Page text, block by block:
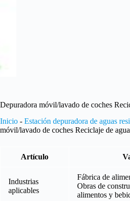
Depuradora móvil/lavado de coches
Inicio - Estación depuradora de aguas
móvil/lavado de coches Reciclaje de agua
Artículo
Industrias
aplicables
Fábrica de
Obras de
alimentos y